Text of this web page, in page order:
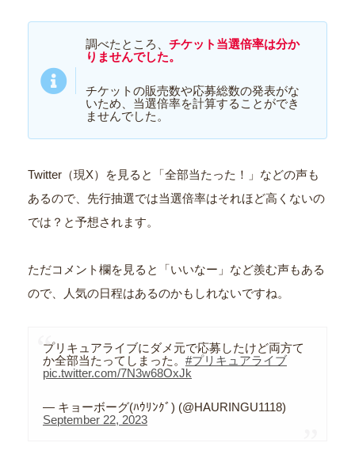
調べたところ、 チケット当選倍率は分か
りませんでした。
チケットの販売数や応募総数の発表がな
いため、当選倍率を計算することができ
ませんでした。
Twitter（現X）を見ると「全部当たった！」などの声も
あるので、先行抽選では当選倍率はそれほど高くないの
では？と予想されます。
ただコメント欄を見ると「いいなー」など羨む声もある
ので、人気の日程はあるのかもしれないですね。
プリキュアライブにダメ元で応募したけど両方て
か全部当たってしまった。 #プリキュアライブ
pic.twitter.com/7N3w68OxJk
— キョーボーグ(ﾊｳﾘﾝｸﾞ) (@HAURINGU1118)
September 22, 2023